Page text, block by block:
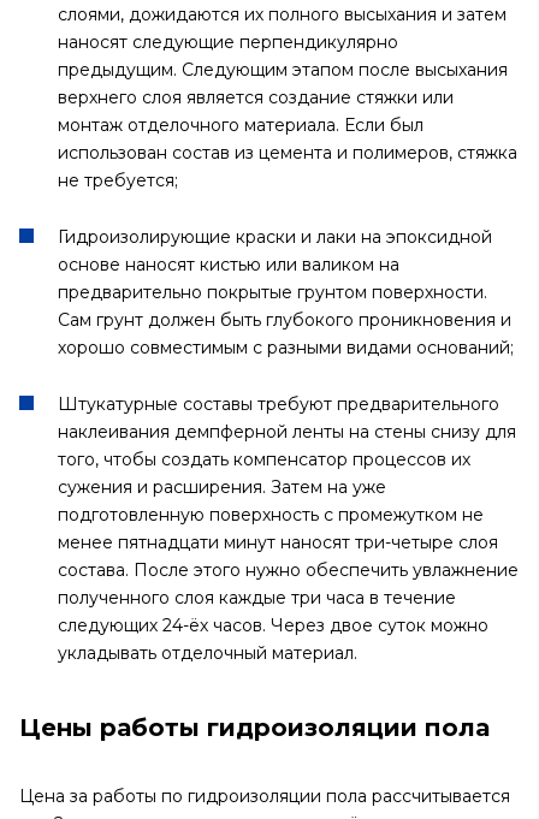
слоями, дожидаются их полного высыхания и затем
наносят следующие перпендикулярно
предыдущим. Следующим этапом после высыхания
верхнего слоя является создание стяжки или
монтаж отделочного материала. Если был
использован состав из цемента и полимеров, стяжка
не требуется;
Гидроизолирующие краски и лаки на эпоксидной
основе наносят кистью или валиком на
предварительно покрытые грунтом поверхности.
Сам грунт должен быть глубокого проникновения и
хорошо совместимым с разными видами оснований;
Штукатурные составы требуют предварительного
наклеивания демпферной ленты на стены снизу для
того, чтобы создать компенсатор процессов их
сужения и расширения. Затем на уже
подготовленную поверхность с промежутком не
менее пятнадцати минут наносят три-четыре слоя
состава. После этого нужно обеспечить увлажнение
полученного слоя каждые три часа в течение
следующих 24-ёх часов. Через двое суток можно
укладывать отделочный материал.
Цены работы гидроизоляции пола
Цена за работы по гидроизоляции пола рассчитывается